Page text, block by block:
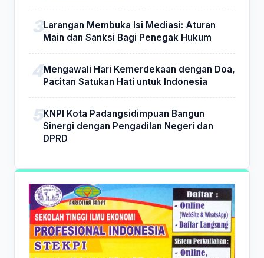
Larangan Membuka Isi Mediasi: Aturan
Main dan Sanksi Bagi Penegak Hukum
Mengawali Hari Kemerdekaan dengan Doa,
Pacitan Satukan Hati untuk Indonesia
KNPI Kota Padangsidimpuan Bangun
Sinergi dengan Pengadilan Negeri dan
DPRD